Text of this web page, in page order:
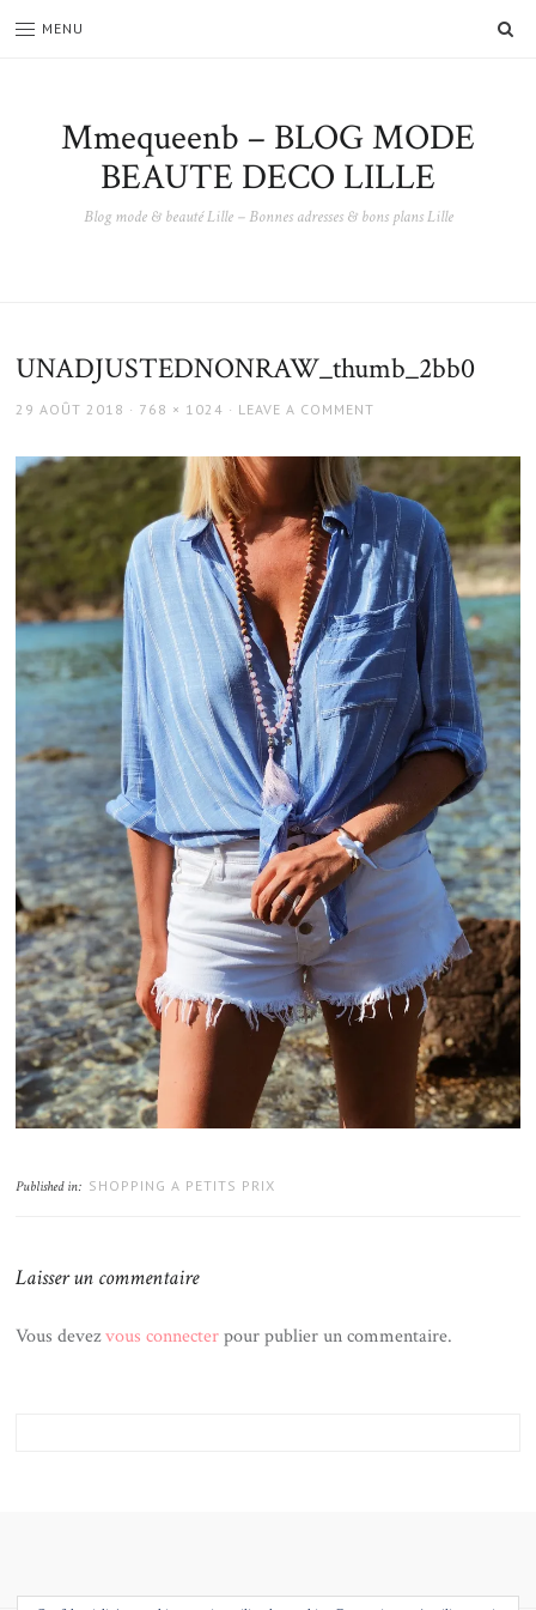
MENU
Mmequeenb – BLOG MODE
BEAUTE DECO LILLE
Blog mode & beauté Lille – Bonnes adresses & bons plans Lille
UNADJUSTEDNONRAW_thumb_2bb0
POSTED
29 AOÛT 2018
FULL
768 × 1024 LEAVE A COMMENT
Published in: SHOPPING A PETITS PRIX
Laisser un commentaire
Vous devezvous connecterpour publier un commentaire.